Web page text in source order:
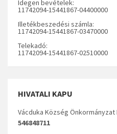
Idegen bevételek:
11742094-15441867-04400000
Illetékbeszedési számla:
11742094-15441867-03470000
Telekadó:
11742094-15441867-02510000
HIVATALI KAPU
Vácduka Község Önkormányzat
546848711